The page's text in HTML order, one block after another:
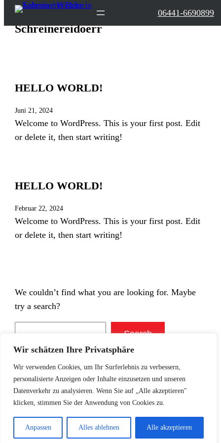
Wir schätzen Ihre Privatsphäre
Wir verwenden Cookies, um Ihr Surferlebnis zu verbessern,
personalisierte Anzeigen oder Inhalte einzusetzen und unseren
Datenverkehr zu analysieren. Wenn Sie auf „Alle akzeptieren"
klicken, stimmen Sie der Anwendung von Cookies zu.
Anpassen Alles ablehnen Alle akzeptieren
06441-6690899
Schreinereidoerr
HELLO WORLD!
Juni 21, 2024
Welcome to WordPress. This is your first post. Edit
or delete it, then start writing!
HELLO WORLD!
Februar 22, 2024
Welcome to WordPress. This is your first post. Edit
or delete it, then start writing!
We couldn’t find what you are looking for. Maybe
try a search?
Search